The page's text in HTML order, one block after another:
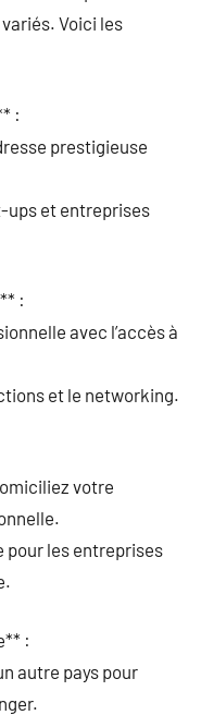
Voici les
:
prestigieuse
ups et entreprises
:
avec l’accès à
et le networking.
votre
pour les entreprises
:
autre pays pour